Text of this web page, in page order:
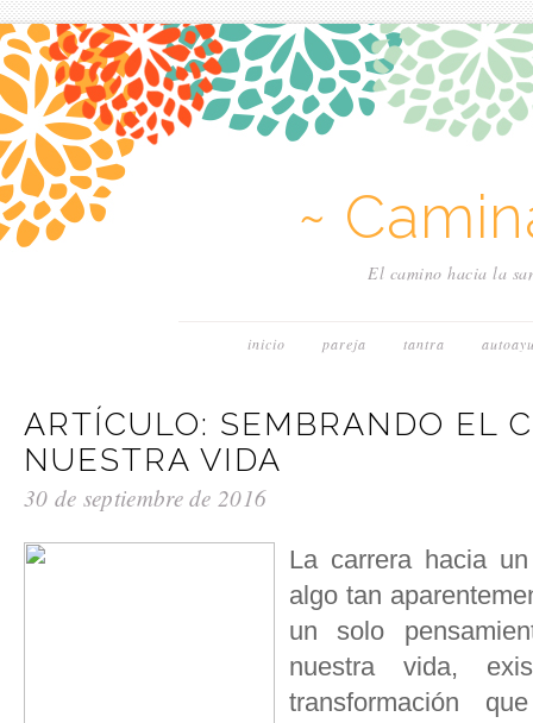
~
El camino hacia la
inicio pareja tantra
ARTÍCULO: SEMBRANDO EL
NUESTRA VIDA
30 de septiembre de 2016
La carrera hacia
algo tan
un solo
nuestra vida,
transformación